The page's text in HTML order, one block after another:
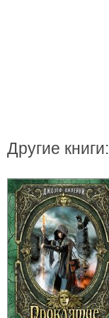
Другие книги: